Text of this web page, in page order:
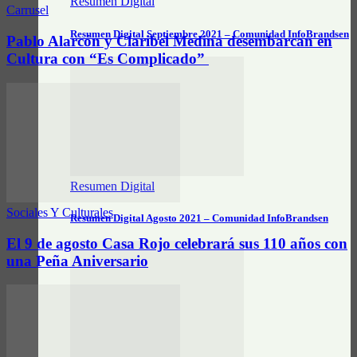
Resumen Digital Septiembre 2021 – Comunidad InfoBrandsen
Resumen Digital
Resumen Digital Agosto 2021 – Comunidad InfoBrandsen
Carrusel
Pablo Alarcón y Claribel Medina desembarcan en
Cultura con “Es Complicado”
Sociales Y Culturales
El 9 de agosto Casa Rojo celebrará sus 110 años con
una Peña Aniversario